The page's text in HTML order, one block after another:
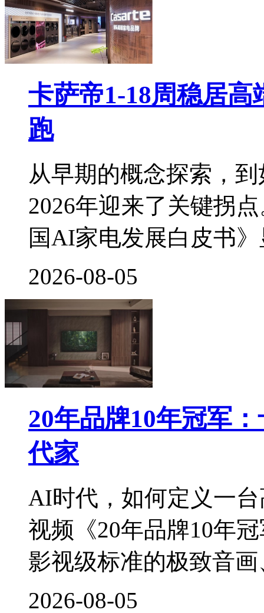
卡萨帝1-18周稳居
跑
从早期的概念探索，
2026年迎来了关键拐
国AI家电发展白皮书
2026-08-05
20年品牌10年冠军
代家
AI时代，如何定义一
视频《20年品牌10年
影视级标准的极致音画
2026-08-05